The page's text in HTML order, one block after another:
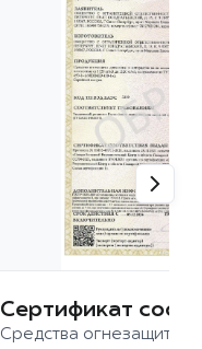
Сертификат
Средства огнезащиты